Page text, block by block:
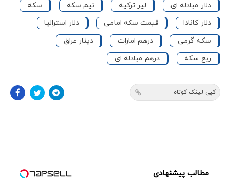
دلار مبادله ای
لیر ترکیه نیم سکه
سکه
دلار کانادا
قیمت سکه امامی
دلار استرالیا
سکه گرمی
درهم امارات
دینار عراق
ربع سکه
درهم مبادله ای
کپی لینک کوتاه
مطالب پیشنهادی